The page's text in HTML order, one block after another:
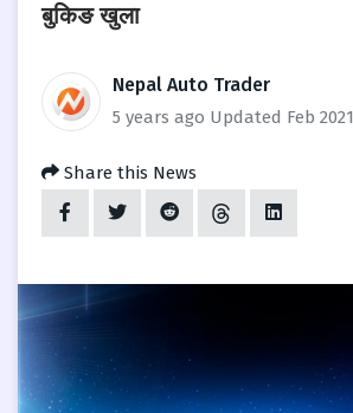
बुकिङ खुला
Nepal Auto Trader
5 years ago Updated Feb 2021
Share this News